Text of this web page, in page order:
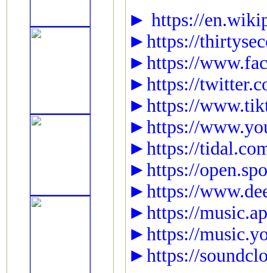
► https://
►https://
►https://
►https://
►https://
►https://
►https://
►https://
►https://
►https://
►https://
►https://